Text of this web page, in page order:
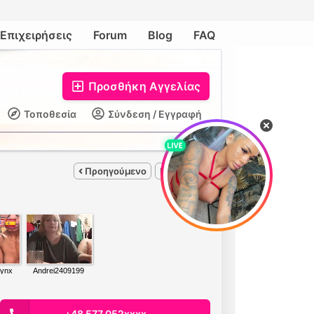
Επιχειρήσεις Forum Blog FAQ
Προσθήκη Αγγελίας
Σύνδεση / Εγγραφή
Τοποθεσία
Προηγούμενο Επόμενο